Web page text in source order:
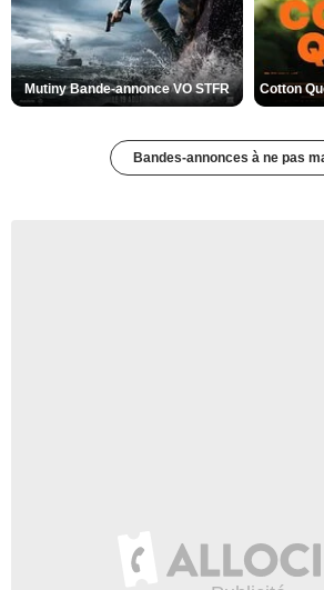
Mutiny Bande-annonce VO STFR
Bandes-annonces à ne pas